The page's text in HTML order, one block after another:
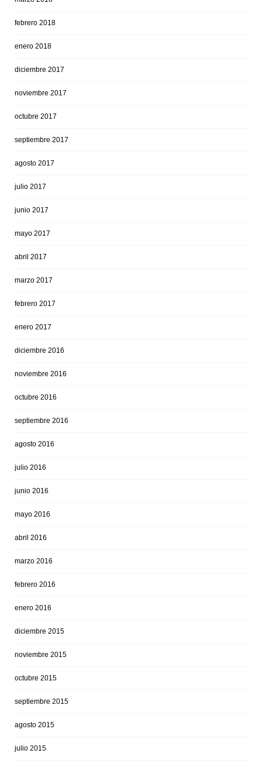
febrero 2018
enero 2018
diciembre 2017
noviembre 2017
octubre 2017
septiembre 2017
agosto 2017
julio 2017
junio 2017
mayo 2017
abril 2017
marzo 2017
febrero 2017
enero 2017
diciembre 2016
noviembre 2016
octubre 2016
septiembre 2016
agosto 2016
julio 2016
junio 2016
mayo 2016
abril 2016
marzo 2016
febrero 2016
enero 2016
diciembre 2015
noviembre 2015
octubre 2015
septiembre 2015
agosto 2015
julio 2015